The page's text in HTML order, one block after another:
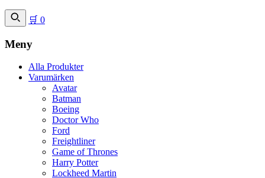
🛒 0
Meny
Alla Produkter
Varumärken
Avatar
Batman
Boeing
Doctor Who
Ford
Freightliner
Game of Thrones
Harry Potter
Lockheed Martin